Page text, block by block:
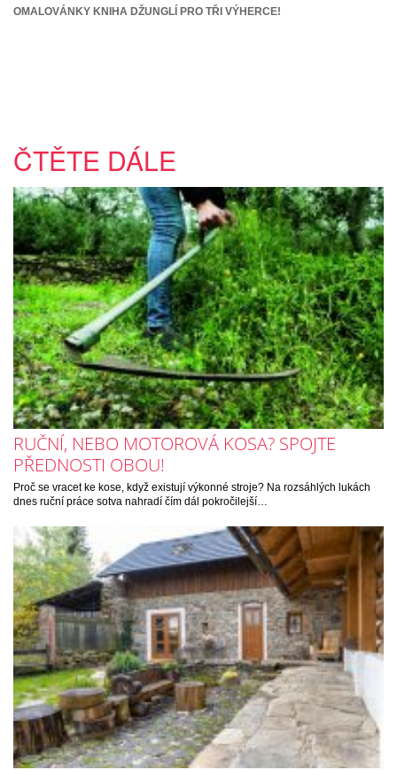
OMALOVÁNKY KNIHA DŽUNGLÍ PRO TŘI VÝHERCE!
ČTĚTE DÁLE
RUČNÍ, NEBO MOTOROVÁ KOSA? SPOJTE
PŘEDNOSTI OBOU!
Proč se vracet ke kose, když existují výkonné stroje? Na rozsáhlých lukách
dnes ruční práce sotva nahradí čím dál pokročilejší…